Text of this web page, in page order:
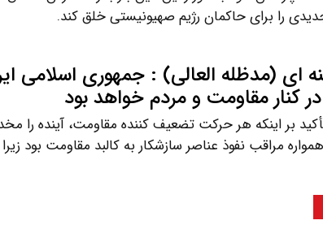
را برای حاکمان رژیم صهیونیستی خلق کند.
ای (مدظله العالی) : جمهوری اسلامی
کنار مقاومت و مردم خواهد بود
بر اینکه هر حرکت تضعیف کننده مقاومت، آینده را
مراقب نفوذ عناصر سازشکار به کالبد مقاومت بود زیرا